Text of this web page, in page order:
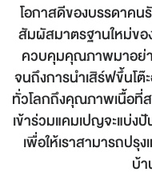
โอกาสดีของบรรดาคน
สัมผัสมาตรฐานใหม่ขอ
ควบคุมคุณภาพมาอย่า
จนถึงการนำเสิร์ฟขึ้นโ
ทั่วโลกถึงคุณภาพเนื้อที่
เข้าร่วมแคมเปญจะแบ่ง
เพื่อให้เราสามารถปรุ
บ้